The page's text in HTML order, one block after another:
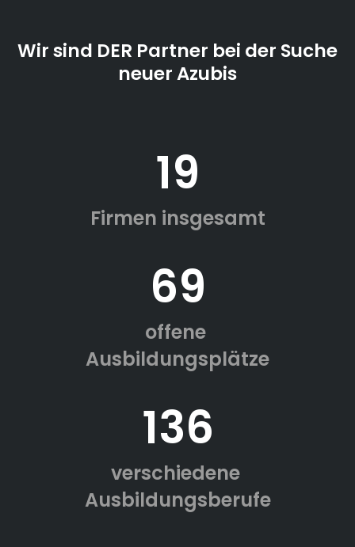
Wir sind DER Partner bei der Suche
neuer Azubis
19
Firmen insgesamt
69
offene
Ausbildungsplätze
136
verschiedene
Ausbildungsberufe